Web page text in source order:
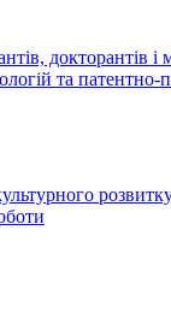
докторантів
та патентно-